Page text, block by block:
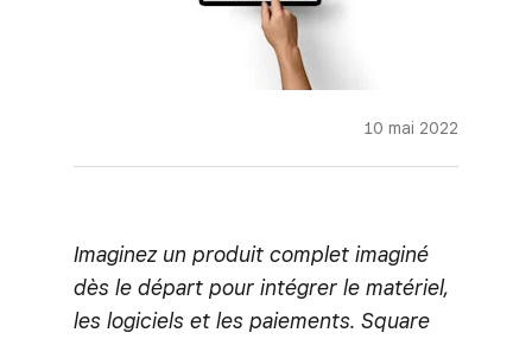
10 mai 2022
Imaginez un produit complet imaginé
dès le départ pour intégrer le matériel,
les logiciels et les paiements. Square